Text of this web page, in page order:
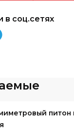
в соц.сетях
питон